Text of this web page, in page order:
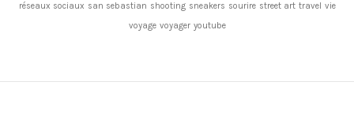
réseaux sociaux san sebastian shooting sneakers sourire street art travel vie
voyage voyager youtube